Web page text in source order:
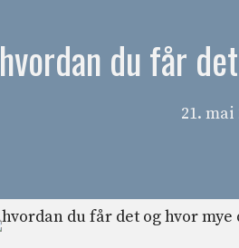
hvordan du får
21. mai